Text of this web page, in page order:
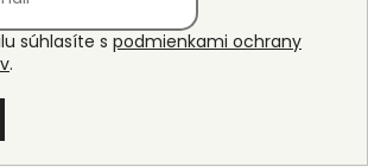
súhlasíte s podmienkami ochrany
.